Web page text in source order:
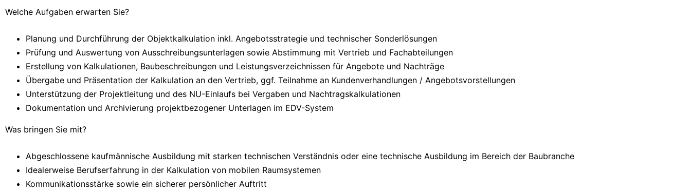
Welche Aufgaben erwarten Sie?
Planung und Durchführung der Objektkalkulation inkl. Angebotsstrategie und technischer Sonderlösungen
Prüfung und Auswertung von Ausschreibungsunterlagen sowie Abstimmung mit Vertrieb und Fachabteilungen
Erstellung von Kalkulationen, Baubeschreibungen und Leistungsverzeichnissen für Angebote und Nachträge
Übergabe und Präsentation der Kalkulation an den Vertrieb, ggf. Teilnahme an Kundenverhandlungen / Angebotsvorstellungen
Unterstützung der Projektleitung und des NU-Einlaufs bei Vergaben und Nachtragskalkulationen
Dokumentation und Archivierung projektbezogener Unterlagen im EDV-System
Was bringen Sie mit?
Abgeschlossene kaufmännische Ausbildung mit starken technischen Verständnis oder eine technische Ausbildung im Bereich der Baubranche
Idealerweise Berufserfahrung in der Kalkulation von mobilen Raumsystemen
Kommunikationsstärke sowie ein sicherer persönlicher Auftritt